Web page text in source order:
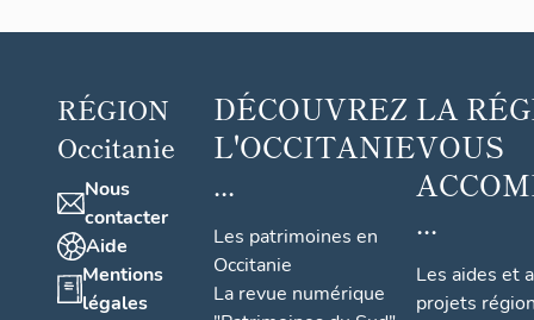
RÉGION
Occitanie
Nous
contacter
Aide
Mentions
légales
DÉCOUVREZ
L'OCCITANIE
...
Les patrimoines en
Occitanie
La revue numérique
LA
VOUS
...
Les aides et
projets